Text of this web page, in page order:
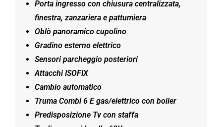
Porta ingresso con chiusura centralizzata,
finestra, zanzariera e pattumiera
Oblò panoramico cupolino
Gradino esterno elettrico
Sensori parcheggio posteriori
Attacchi ISOFIX
Cambio automatico
Truma Combi 6 E gas/elettrico con boiler
Predisposizione Tv con staffa